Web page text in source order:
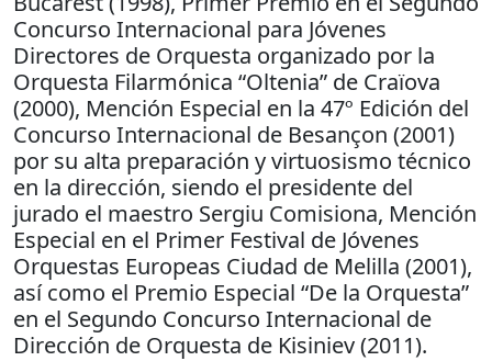
Concurso Internacional para Jóvenes
Directores de Orquesta organizado por la
Orquesta Filarmónica “Oltenia” de Craïova
(2000), Mención Especial en la 47º Edición del
Concurso Internacional de Besançon (2001)
por su alta preparación y virtuosismo técnico
en la dirección, siendo el presidente del
jurado el maestro Sergiu Comisiona, Mención
Especial en el Primer Festival de Jóvenes
Orquestas Europeas Ciudad de Melilla (2001),
así como el Premio Especial “De la Orquesta”
en el Segundo Concurso Internacional de
Dirección de Orquesta de Kisiniev (2011).